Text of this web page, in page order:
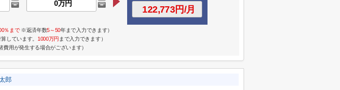
％まで※返済年数5～50年まで入力できます）
しています。 1000万円 まで入力できます）
費用が発生する場合がございます）
郎